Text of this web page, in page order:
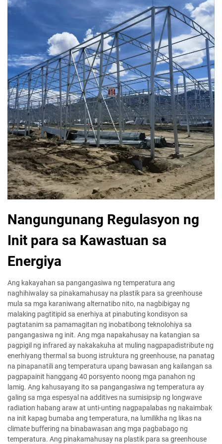
Nangungunang Regulasyon ng
Init para sa Kawastuan sa
Energiya
Ang kakayahan sa pangangasiwa ng temperatura ang
naghihiwalay sa pinakamahusay na plastik para sa greenhouse
mula sa mga karaniwang alternatibo nito, na nagbibigay ng
malaking pagtitipid sa enerhiya at pinabuting kondisyon sa
pagtatanim sa pamamagitan ng inobatibong teknolohiya sa
pangangasiwa ng init. Ang mga napakahusay na katangian sa
pagpigil ng infrared ay nakakakuha at muling nagpapadistribute ng
enerhiyang thermal sa buong istruktura ng greenhouse, na panatag
na pinapanatili ang temperatura upang bawasan ang kailangan sa
pagpapainit hanggang 40 porsyento noong mga panahon ng
lamig. Ang kahusayang ito sa pangangasiwa ng temperatura ay
galing sa mga espesyal na additives na sumisipsip ng longwave
radiation habang araw at unti-unting nagpapalabas ng nakaimbak
na init kapag bumaba ang temperatura, na lumilikha ng likas na
climate buffering na binabawasan ang mga pagbabago ng
temperatura. Ang pinakamahusay na plastik para sa greenhouse